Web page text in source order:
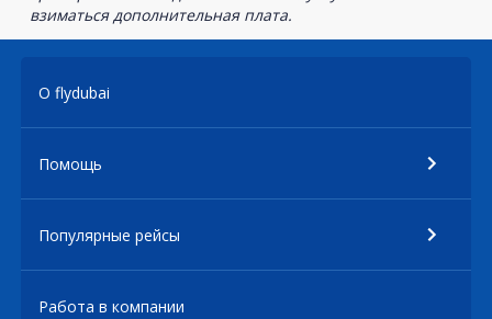
взиматься дополнительная плата.
О flydubai
Помощь
Популярные рейсы
Работа в компании